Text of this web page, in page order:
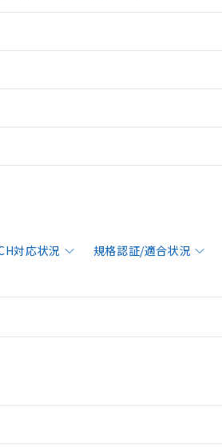
対応状況 規格認証/適合状況